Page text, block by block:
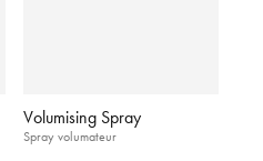
Volumising Spray
Spray volumateur